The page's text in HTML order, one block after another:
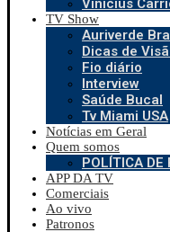
Vinicius
TV Show
Auriverde
Dicas de
Fio diário
Interview
Saúde Bucal
Tv Miami USA
Notícias em Geral
Quem somos
POLÍTICA DE
APP DA TV
Comerciais
Ao vivo
Patronos